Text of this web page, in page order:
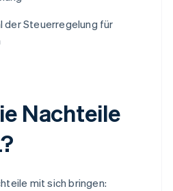
der Steuerregelung für
Nachteile
mit sich bringen: